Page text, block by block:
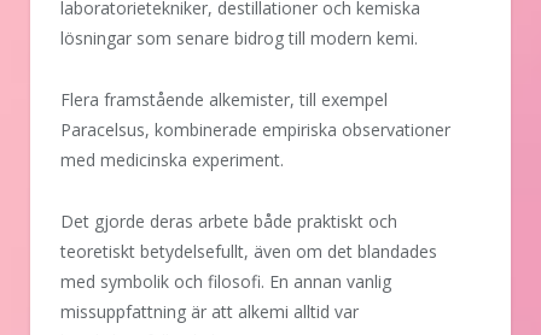
laboratorietekniker, destillationer och kemiska
lösningar som senare bidrog till modern kemi.
Flera framstående alkemister, till exempel
Paracelsus, kombinerade empiriska observationer
med medicinska experiment.
Det gjorde deras arbete både praktiskt och
teoretiskt betydelsefullt, även om det blandades
med symbolik och filosofi. En annan vanlig
missuppfattning är att alkemi alltid var